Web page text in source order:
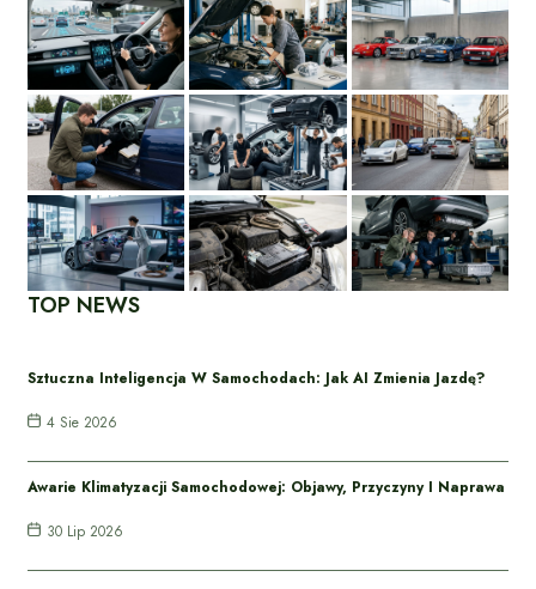
TOP NEWS
Sztuczna Inteligencja W Samochodach: Jak AI Zmienia Jazdę?
4 Sie 2026
Awarie Klimatyzacji Samochodowej: Objawy, Przyczyny I Naprawa
30 Lip 2026